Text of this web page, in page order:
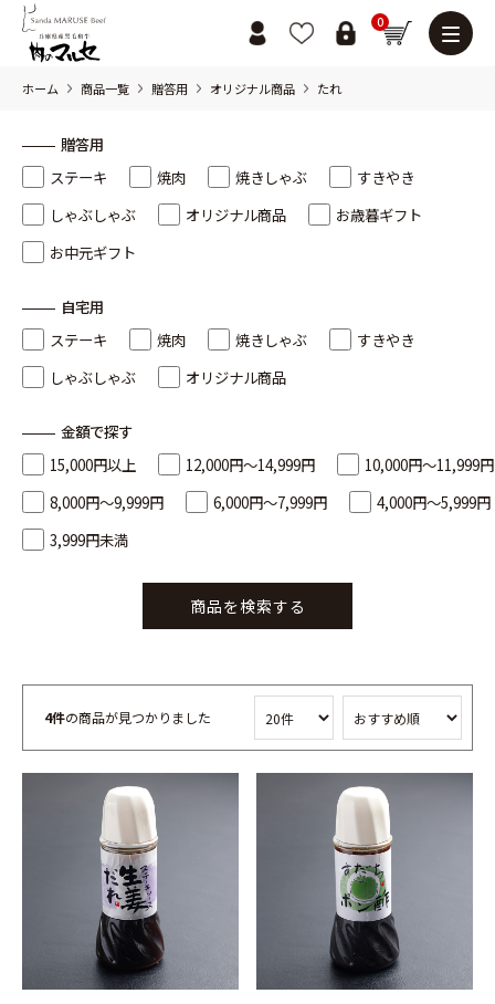
0
ホーム 商品一覧 贈答用 オリジナル商品 たれ
贈答用
ステーキ
焼肉 焼きしゃぶ
すきやき
しゃぶしゃぶ
オリジナル商品
お歳暮ギフト
お中元ギフト
自宅用
ステーキ
焼肉 焼きしゃぶ
すきやき
しゃぶしゃぶ
オリジナル商品
金額で探す
15,000円以上
12,000円～14,999円
10,000円～11,999円
8,000円～9,999円
6,000円～7,999円
4,000円～5,999円
3,999円未満
商品を検索する
4件の商品が見つかりました